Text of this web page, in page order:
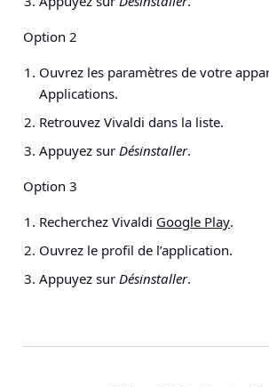
Option 2
Ouvrez les paramètres de votre
Applications.
Retrouvez Vivaldi dans la liste.
Appuyez sur Désinstaller.
Option 3
Recherchez Vivaldi Google Play.
Ouvrez le profil de l’application.
Appuyez sur Désinstaller.